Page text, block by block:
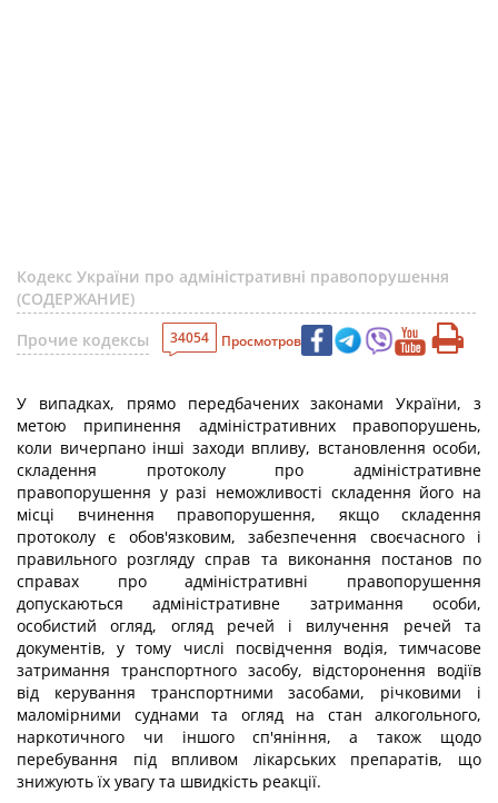
Кодекс України про адміністративні правопорушення
(СОДЕРЖАНИЕ)
Прочие кодексы
34054 Просмотров
У випадках, прямо передбачених законами України, з
метою припинення адміністративних правопорушень,
коли вичерпано інші заходи впливу, встановлення особи,
складення протоколу про адміністративне
правопорушення у разі неможливості складення його на
місці вчинення правопорушення, якщо складення
протоколу є обов'язковим, забезпечення своєчасного і
правильного розгляду справ та виконання постанов по
справах про адміністративні правопорушення
допускаються адміністративне затримання особи,
особистий огляд, огляд речей і вилучення речей та
документів, у тому числі посвідчення водія, тимчасове
затримання транспортного засобу, відсторонення водіїв
від керування транспортними засобами, річковими і
маломірними суднами та огляд на стан алкогольного,
наркотичного чи іншого сп'яніння, а також щодо
перебування під впливом лікарських препаратів, що
знижують їх увагу та швидкість реакції.